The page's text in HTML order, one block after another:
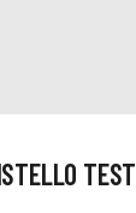
TEST